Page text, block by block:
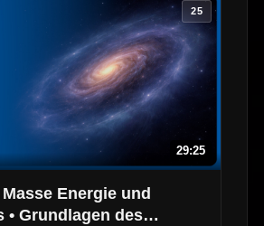
25
29:25
Energie und
• Grundlagen des